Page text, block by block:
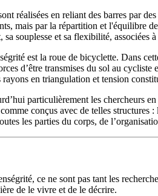
réalisées en reliant des barres par
mais par la répartition et l'équilibre
souplesse et sa flexibilité, associées
est la roue de bicyclette. Dans
d’être transmises du sol au cycliste
en triangulation et tension
particulièrement les chercheurs
conçus avec de telles
les parties du corps, de
ce ne sont pas tant les
de le vivre et de le décrire.